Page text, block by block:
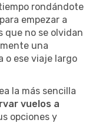
rondándote
empezar a
que no se olvidan
una
o ese viaje largo
la más sencilla
vuelos a
opciones y